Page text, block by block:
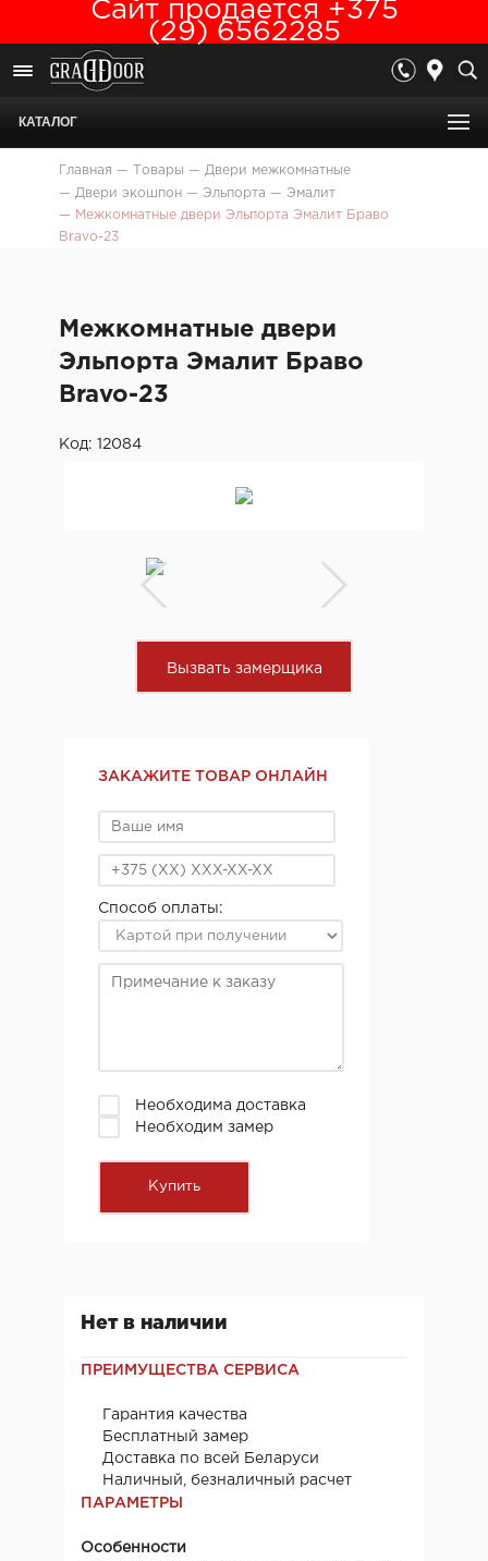
Сайт продается +375
(29) 6562285
КАТАЛОГ
Главная — Товары — Двери межкомнатные
— Двери экошпон — Эльпорта — Эмалит
—
Межкомнатные двери Эльпорта Эмалит Браво
Bravo-23
Межкомнатные двери
Эльпорта Эмалит Браво
Bravo-23
Код: 12084
Вызвать замерщика
ЗАКАЖИТЕ ТОВАР ОНЛАЙН
Способ оплаты:
Необходима доставка
Необходим замер
Нет в наличии
ПРЕИМУЩЕСТВА СЕРВИСА
Гарантия качества
Бесплатный замер
Доставка по всей Беларуси
Наличный, безналичный расчет
ПАРАМЕТРЫ
Особенности